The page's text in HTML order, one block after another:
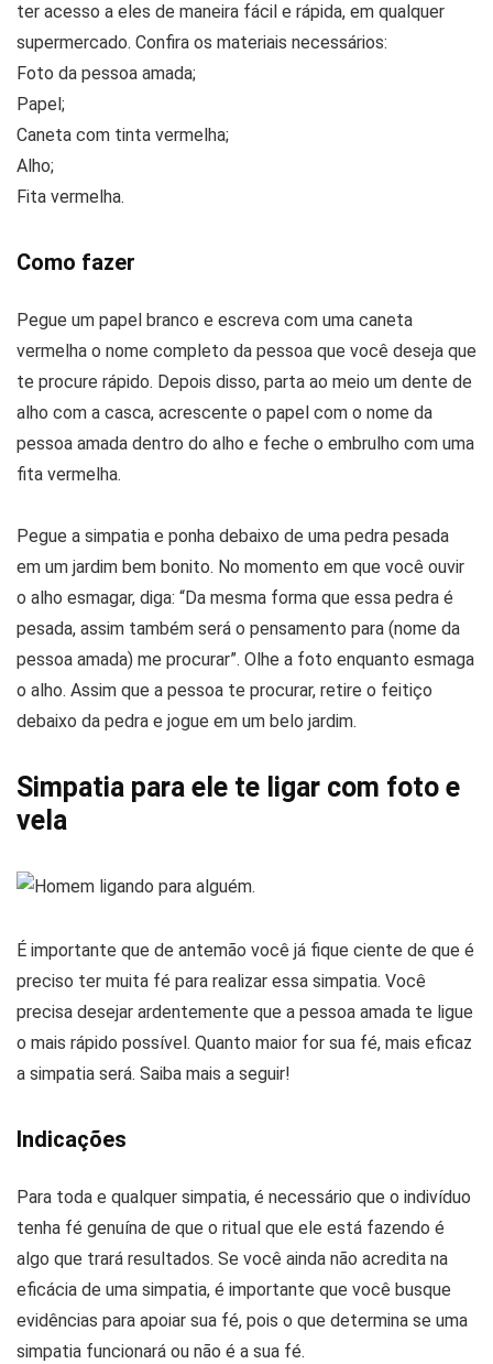
ter acesso a eles de maneira fácil e rápida, em qualquer
supermercado. Confira os materiais necessários:
Foto da pessoa amada;
Papel;
Caneta com tinta vermelha;
Alho;
Fita vermelha.
Como fazer
Pegue um papel branco e escreva com uma caneta
vermelha o nome completo da pessoa que você deseja que
te procure rápido. Depois disso, parta ao meio um dente de
alho com a casca, acrescente o papel com o nome da
pessoa amada dentro do alho e feche o embrulho com uma
fita vermelha.
Pegue a simpatia e ponha debaixo de uma pedra pesada
em um jardim bem bonito. No momento em que você ouvir
o alho esmagar, diga: “Da mesma forma que essa pedra é
pesada, assim também será o pensamento para (nome da
pessoa amada) me procurar”. Olhe a foto enquanto esmaga
o alho. Assim que a pessoa te procurar, retire o feitiço
debaixo da pedra e jogue em um belo jardim.
Simpatia para ele te ligar com foto e
vela
É importante que de antemão você já fique ciente de que é
preciso ter muita fé para realizar essa simpatia. Você
precisa desejar ardentemente que a pessoa amada te ligue
o mais rápido possível. Quanto maior for sua fé, mais eficaz
a simpatia será. Saiba mais a seguir!
Indicações
Para toda e qualquer simpatia, é necessário que o indivíduo
tenha fé genuína de que o ritual que ele está fazendo é
algo que trará resultados. Se você ainda não acredita na
eficácia de uma simpatia, é importante que você busque
evidências para apoiar sua fé, pois o que determina se uma
simpatia funcionará ou não é a sua fé.